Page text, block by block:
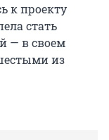
к проекту
стать
— в своем
из